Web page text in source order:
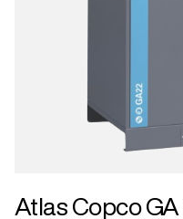
Atlas Copco GA